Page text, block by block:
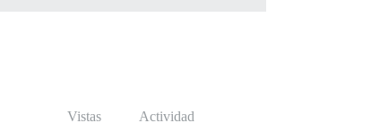
Vistas Actividad